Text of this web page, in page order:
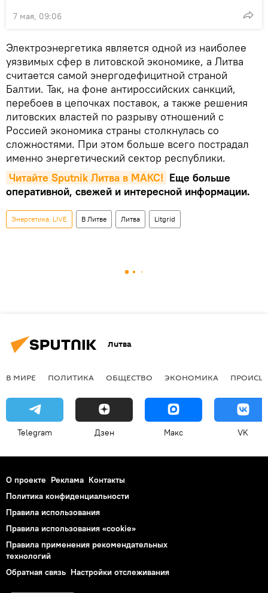
7 мая, 09:06
Электроэнергетика является одной из наиболее
уязвимых сфер в литовской экономике, а Литва
считается самой энергодефицитной страной
Балтии. Так, на фоне антироссийских санкций,
перебоев в цепочках поставок, а также решения
литовских властей по разрыву отношений с
Россией экономика страны столкнулась со
сложностями. При этом больше всего пострадал
именно энергетический сектор республики.
Читайте Sputnik Литва в MAКС! Еще больше
оперативной, свежей и интересной информации.
Энергетика. LIVE В Литве Литва Litgrid
Литва
В МИРЕ ПОЛИТИКА ОБЩЕСТВО ЭКОНОМИКА
Telegram Дзен Макс VK
О проекте Реклама Контакты
Политика конфиденциальности
Правила использования
Правила использования «cookie»
Правила применения рекомендательных
технологий
Обратная связь Настройки отслеживания